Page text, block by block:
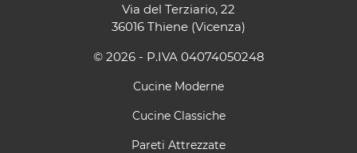
Via del Terziario, 22
36016 Thiene (Vicenza)
© 2026 - P.IVA 04074050248
Cucine Moderne
Cucine Classiche
Pareti Attrezzate